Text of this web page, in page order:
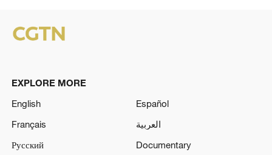
EXPLORE MORE
English
Español
Français
العربية
Русский
Documentary